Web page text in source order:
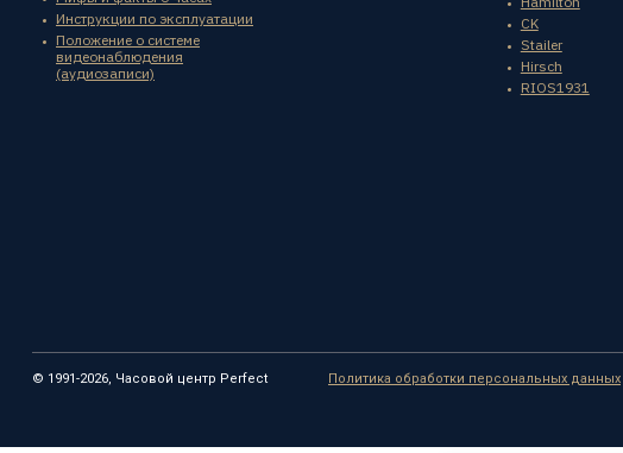
Инструкции по эксплуатации
Положение о системе
видеонаблюдения
(аудиозаписи)
CK
Stailer
Hirsch
RIOS1931
© 1991-2026, Часовой центр Perfect Политика обработки персональных данных